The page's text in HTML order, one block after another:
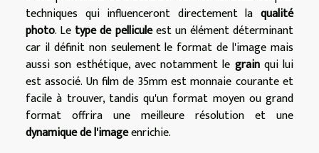
techniques qui influenceront directement la qualité
photo. Le type de pelliculeest un élément déterminant
car il définit non seulement le format de l'image mais
aussi son esthétique, avec notamment le grainqui lui
est associé. Un film de 35mm est monnaie courante et
facile à trouver, tandis qu'un format moyen ou grand
format offrira une meilleure résolution et une
dynamique de l'imageenrichie.